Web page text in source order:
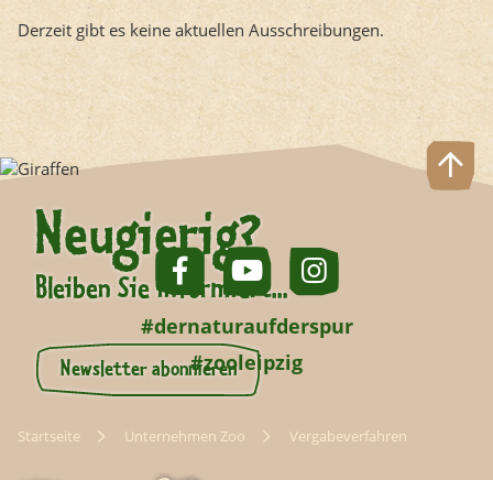
Derzeit gibt es keine aktuellen Ausschreibungen.
Neugierig?
Bleiben Sie informiert...
Newsletter abonnieren
#dernaturaufderspur
#zooleipzig
Startseite Unternehmen Zoo Vergabeverfahren